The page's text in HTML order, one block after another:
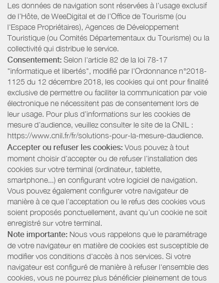
Les données de navigation sont réservées à l’usage exclusif
de l’Hôte, de WeeDigital et de l’Office de Tourisme (ou
l'Espace Propriétaires), Agences de Développement
Touristique (ou Comités Départementaux du Tourisme) ou la
collectivité qui distribue le service.
Consentement: Selon l'article 82 de la loi 78-17
"informatique et libertés", modifié par l'Ordonnance n°2018-
1125 du 12 décembre 2018, les cookies qui ont pour finalité
exclusive de permettre ou faciliter la communication par voie
électronique ne nécessitent pas de consentement lors de
leur usage. Pour plus d’informations sur les cookies de
mesure d’audience, veuillez consulter le site de la CNIL :
https://www.cnil.fr/fr/solutions-pour-la-mesure-daudience.
Accepter ou refuser les cookies: Vous pouvez à tout
moment choisir d’accepter ou de refuser l’installation des
cookies sur votre terminal (ordinateur, tablette,
smartphone...) en configurant votre logiciel de navigation.
Vous pouvez également configurer votre navigateur de
manière à ce que l’acceptation ou le refus des cookies vous
soient proposés ponctuellement, avant qu’un cookie ne soit
enregistré sur votre terminal.
Note importante: Nous vous rappelons que le paramétrage
de votre navigateur en matière de cookies est susceptible de
modifier vos conditions d'accès à nos services. Si votre
navigateur est configuré de manière à refuser l'ensemble des
cookies, vous ne pourrez plus bénéficier pleinement de tous